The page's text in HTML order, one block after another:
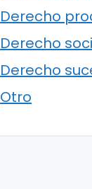
Derecho
Derecho
Derecho
Otro